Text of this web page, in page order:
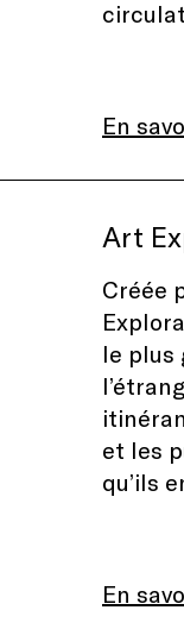
En
Art
Créée
le plus
et les
qu’ils
En